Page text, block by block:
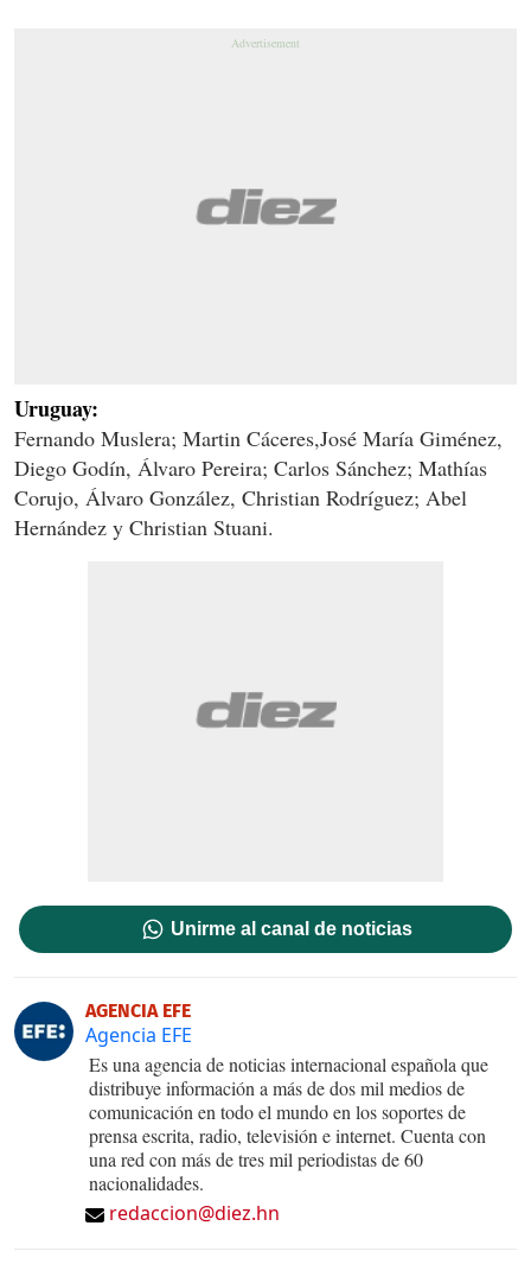
Uruguay:
Fernando Muslera; Martin Cáceres,José María Giménez,
Diego Godín, Álvaro Pereira; Carlos Sánchez; Mathías
Corujo, Álvaro González, Christian Rodríguez; Abel
Hernández y Christian Stuani.
Unirme al canal de noticias
AGENCIA EFE
Agencia EFE
Es una agencia de noticias internacional española que
distribuye información a más de dos mil medios de
comunicación en todo el mundo en los soportes de
prensa escrita, radio, televisión e internet. Cuenta con
una red con más de tres mil periodistas de 60
nacionalidades.
redaccion@diez.hn